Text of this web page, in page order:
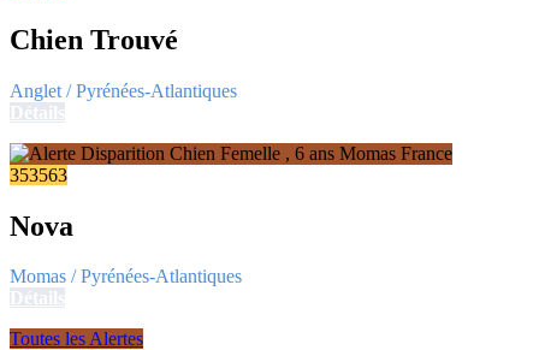
Chien Trouvé
Anglet / Pyrénées-Atlantiques
Détails
353563
Nova
Momas / Pyrénées-Atlantiques
Détails
Toutes les Alertes